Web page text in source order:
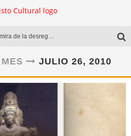
El libro en la mira de la desregulación
| El llovedor
Hotel Acapulco
| La nieve
JULIO 26, 2010